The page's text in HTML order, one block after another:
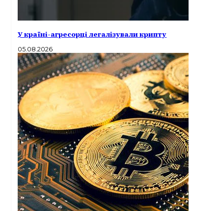
У країні-агресорці легалізували крипту
05.08.2026